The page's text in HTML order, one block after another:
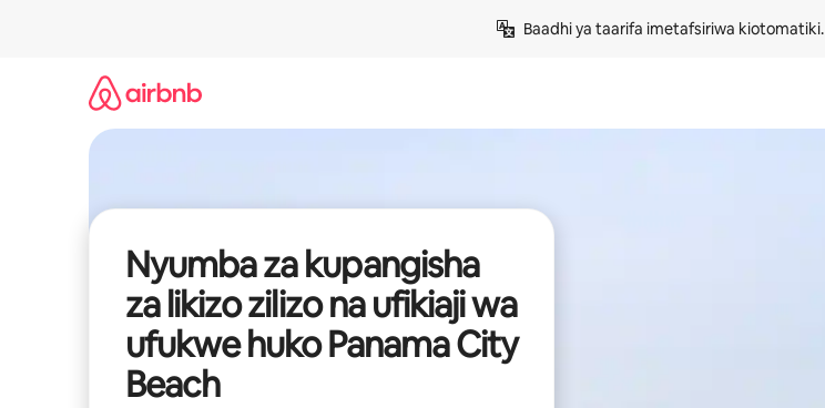
Baadhi ya taarifa imetafsiriwa kiotomatiki.
Nyumba za kupangisha
za likizo zilizo na ufikiaji wa
ufukwe huko Panama City
Beach